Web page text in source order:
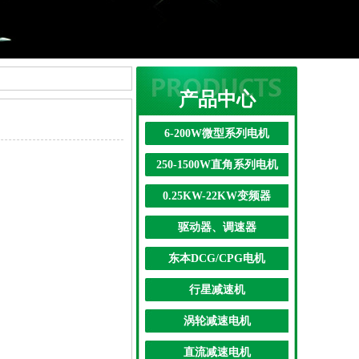
产品中心
6-200W微型系列电机
250-1500W直角系列电机
0.25KW-22KW变频器
驱动器、调速器
东本DCG/CPG电机
行星减速机
涡轮减速电机
直流减速电机